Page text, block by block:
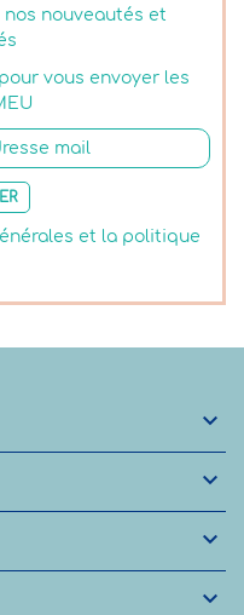
nos nouveautés et
vous envoyer les
et la politique



